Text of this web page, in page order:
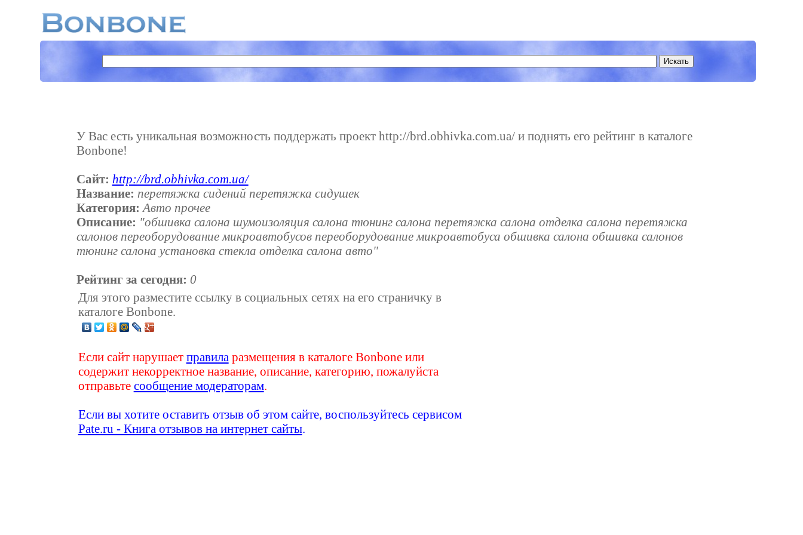
У Вас есть уникальная возможность поддержать проект http://brd.obhivka.com.ua/ и поднять его рейтинг в каталоге
Bonbone!
Сайт: http://brd.obhivka.com.ua/
Название: перетяжка сидений перетяжка сидушек
Категория: Авто прочее
Описание: "обшивка салона шумоизоляция салона тюнинг салона перетяжка салона отделка салона перетяжка
салонов переоборудование микроавтобусов переоборудование микроавтобуса обшивка салона обшивка салонов
тюнинг салона установка стекла отделка салона авто"
Рейтинг за сегодня: 0
Для этого разместите ссылку в социальных сетях на его страничку в
каталоге Bonbone.
Если сайт нарушает правила размещения в каталоге Bonbone или
содержит некорректное название, описание, категорию, пожалуйста
отправьте сообщение модераторам.
Если вы хотите оставить отзыв об этом сайте, воспользуйтесь сервисом
Pate.ru - Книга отзывов на интернет сайты.